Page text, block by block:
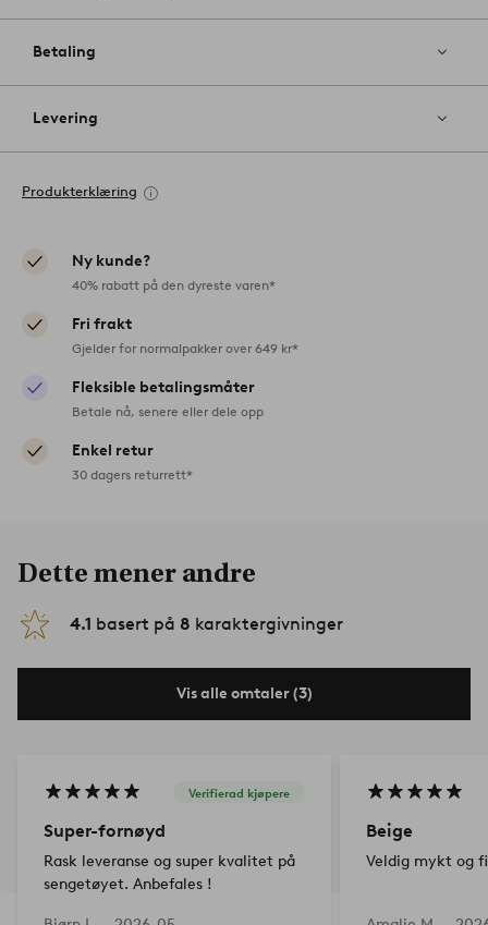
Betaling
Levering
Produkterklæring
Ny kunde?
40% rabatt på den dyreste varen*
Fri frakt
Gjelder for normalpakker over 649 kr*
Fleksible betalingsmåter
Betale nå, senere eller dele opp
Enkel retur
30 dagers returrett*
Dette mener andre
4.1 basert på 8 karaktergivninger
Vis alle omtaler (3)
Verifierad kjøpere
Super-fornøyd
Rask leveranse og super kvalitet på
sengetøyet. Anbefales !
Beige
Veldig mykt og